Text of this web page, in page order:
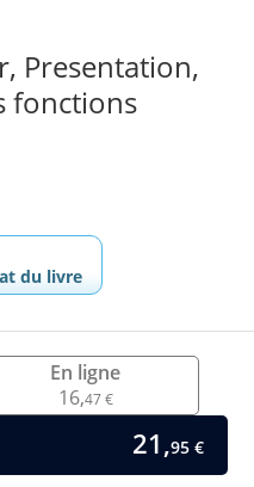
Presentation,
fonctions
du livre
En ligne
16,47 €
21,95 €